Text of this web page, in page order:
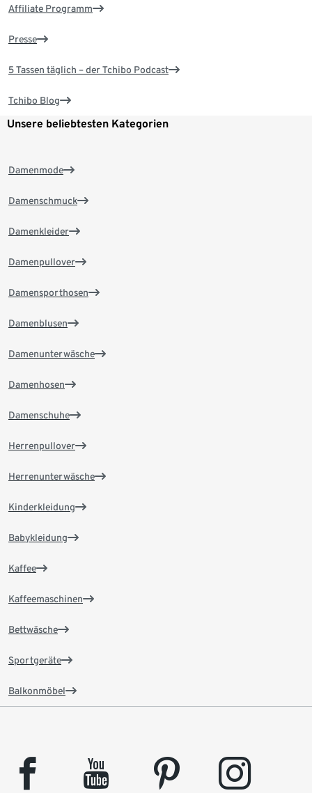
Affiliate Programm
Presse
5 Tassen täglich – der Tchibo Podcast
Tchibo Blog
Unsere beliebtesten Kategorien
Damenmode
Damenschmuck
Damenkleider
Damenpullover
Damensporthosen
Damenblusen
Damenunterwäsche
Damenhosen
Damenschuhe
Herrenpullover
Herrenunterwäsche
Kinderkleidung
Babykleidung
Kaffee
Kaffeemaschinen
Bettwäsche
Sportgeräte
Balkonmöbel
facebook youtube pinterest instagram